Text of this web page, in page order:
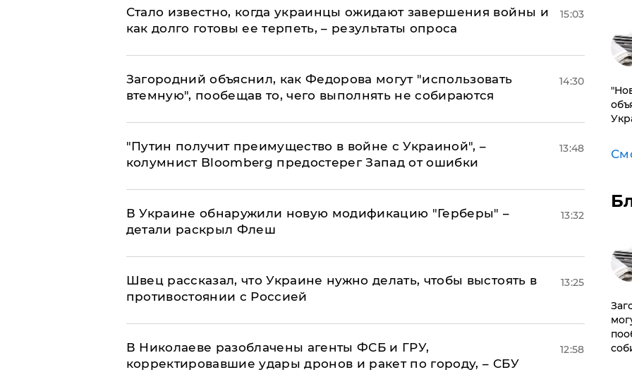
Стало известно, когда украинцы ожидают завершения войны и
как долго готовы ее терпеть, – результаты опроса
15:03
Загородний объяснил, как Федорова могут "использовать
втемную", пообещав то, чего выполнять не собираются
14:30
"Путин получит преимущество в войне с Украиной", –
колумнист Bloomberg предостерег Запад от ошибки
13:48
В Украине обнаружили новую модификацию "Герберы" –
детали раскрыл Флеш
13:32
Швец рассказал, что Украине нужно делать, чтобы выстоять в
противостоянии с Россией
13:25
В Николаеве разоблачены агенты ФСБ и ГРУ,
корректировавшие удары дронов и ракет по городу, – СБУ
12:58